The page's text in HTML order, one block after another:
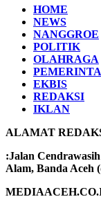
HOME
NEWS
NANGGROE
POLITIK
OLAHRAGA
EKBIS
REDAKSI
IKLAN
ALAMAT
:Jalan
Alam, Banda Aceh